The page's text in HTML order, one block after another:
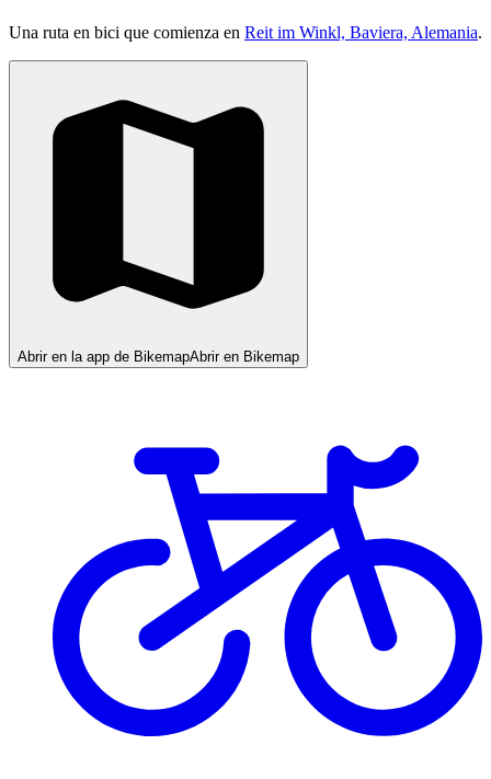
Una ruta en bici que comienza en Reit im Winkl, Baviera, Alemania.
Abrir en la app de BikemapAbrir en Bikemap